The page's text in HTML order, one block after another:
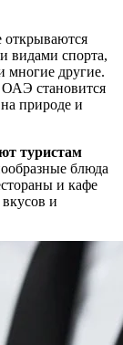
открываются
видами спорта,
многие другие.
становится
природе и
туристам
блюда
и кафе
и